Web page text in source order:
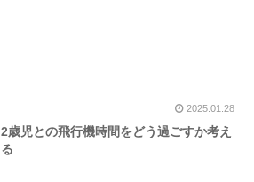
2025.01.28
2歳児との飛行機時間をどう過ごすか考え
る